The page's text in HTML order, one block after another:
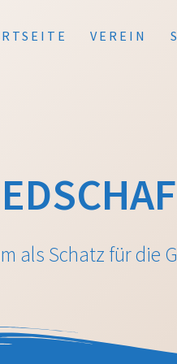
VEREIN
als Schatz für die